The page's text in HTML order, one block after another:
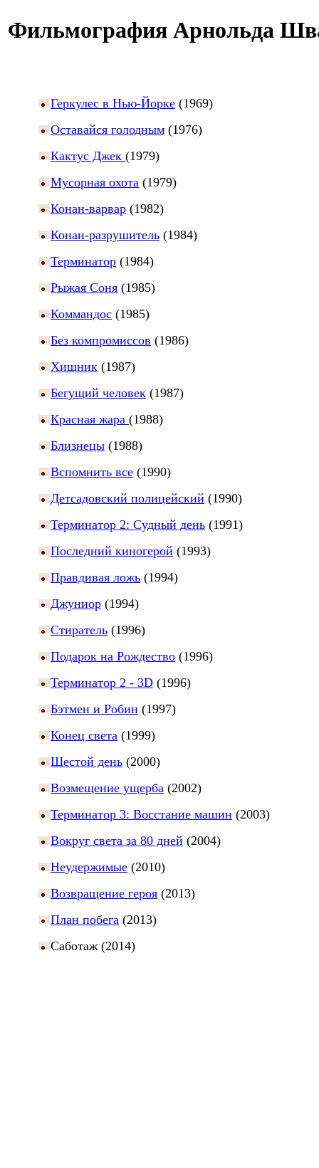
Фильмография Арнольда
Геркулес в Нью-Йорке (1969)
Оставайся голодным (1976)
Кактус Джек (1979)
Мусорная охота (1979)
Конан-варвар (1982)
Конан-разрушитель (1984)
Терминатор (1984)
Рыжая Соня (1985)
Коммандос (1985)
Без компромиссов (1986)
Хищник (1987)
Бегущий человек (1987)
Красная жара (1988)
Близнецы (1988)
Вспомнить все (1990)
Детсадовский полицейский (1990)
Терминатор 2: Судный день (1991)
Последний киногерой (1993)
Правдивая ложь (1994)
Джуниор (1994)
Стиратель (1996)
Подарок на Рождество (1996)
Терминатор 2 - 3D (1996)
Бэтмен и Робин (1997)
Конец света (1999)
Шестой день (2000)
Возмещение ущерба (2002)
Терминатор 3: Восстание машин (2003)
Вокруг света за 80 дней (2004)
Неудержимые (2010)
Возвращение героя (2013)
План побега (2013)
Саботаж (2014)